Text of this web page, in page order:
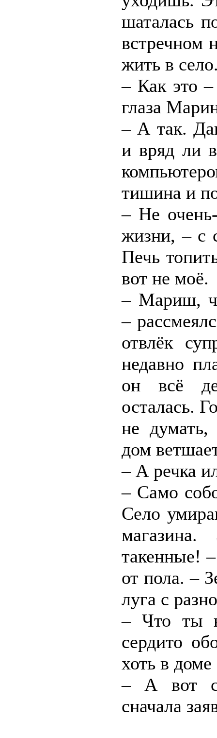
шаталась
встречном
жить в
– Как это –
глаза
– А так.
и вряд ли
тишина и
– Не
жизни, – с
Печь
вот не моё.
– Мариш,
–
отвлёк
недавно
он всё
осталась.
не думать,
дом
– А речка
– Само
Село
такенные!
от пола. –
луга с
– Что ты
сердито
хоть в доме
– А вот
сначала